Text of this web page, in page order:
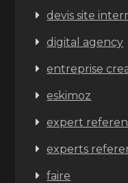
devis site
digital agency
entreprise
eskimoz
expert
experts
faire